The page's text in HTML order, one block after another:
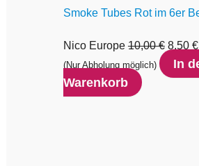
Smoke Tubes Rot im 6er
Nico Europe 10,00€ 8,50 €
(Nur Abholung möglich)
In
Warenkorb